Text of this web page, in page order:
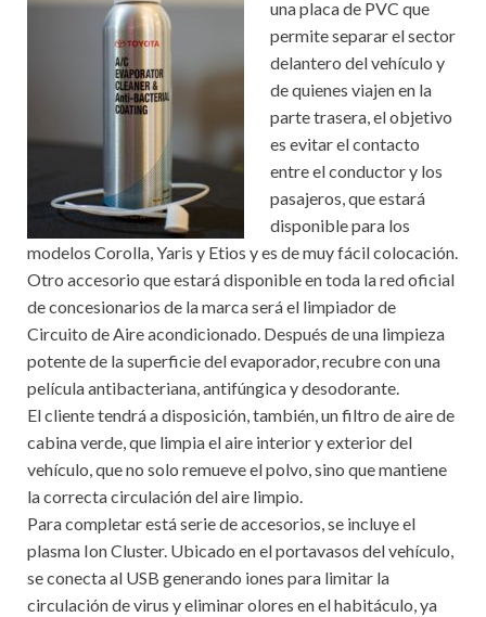
una placa de PVC que
permite separar el sector
delantero del vehículo y
de quienes viajen en la
parte trasera, el objetivo
es evitar el contacto
entre el conductor y los
pasajeros, que estará
disponible para los
modelos Corolla, Yaris y Etios y es de muy fácil colocación.
Otro accesorio que estará disponible en toda la red oficial
de concesionarios de la marca será el limpiador de
Circuito de Aire acondicionado. Después de una limpieza
potente de la superficie del evaporador, recubre con una
película antibacteriana, antifúngica y desodorante.
El cliente tendrá a disposición, también, un filtro de aire de
cabina verde, que limpia el aire interior y exterior del
vehículo, que no solo remueve el polvo, sino que mantiene
la correcta circulación del aire limpio.
Para completar está serie de accesorios, se incluye el
plasma Ion Cluster. Ubicado en el portavasos del vehículo,
se conecta al USB generando iones para limitar la
circulación de virus y eliminar olores en el habitáculo, ya